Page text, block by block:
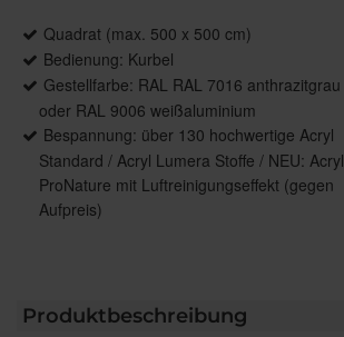
Quadrat (max. 500 x 500 cm)
Bedienung: Kurbel
Gestellfarbe: RAL RAL 7016 anthrazitgrau
oder RAL 9006 weißaluminium
Bespannung: über 130 hochwertige Acryl
Standard / Acryl Lumera Stoffe / NEU: Acryl
ProNature mit Luftreinigungseffekt (gegen
Aufpreis)
Produktbeschreibung